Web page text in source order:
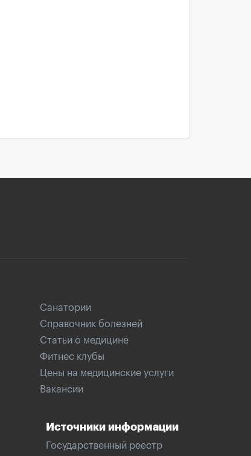
Санатории
Справочник болезней
Статьи о медицине
Фитнес клубы
Цены на медицинские услуги
Вакансии
Источники информации
Государственный реестр